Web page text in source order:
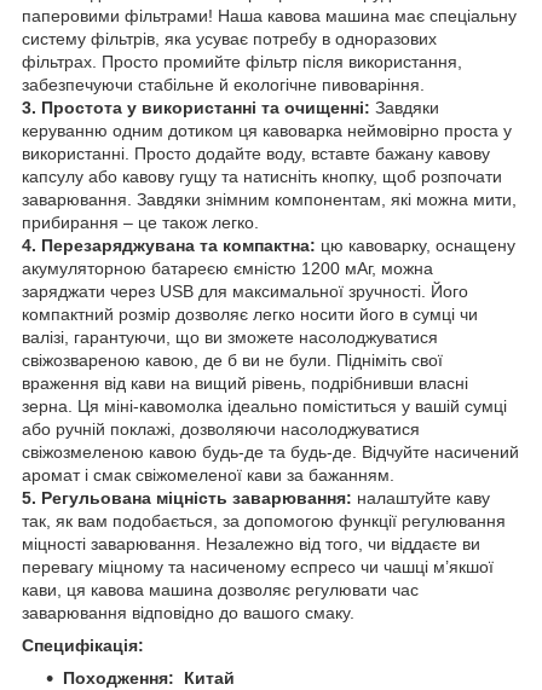
паперовими фільтрами! Наша кавова машина має спеціальну
систему фільтрів, яка усуває потребу в одноразових
фільтрах. Просто промийте фільтр після використання,
забезпечуючи стабільне й екологічне пивоваріння.
3. Простота у використанні та очищенні: Завдяки
керуванню одним дотиком ця кавоварка неймовірно проста у
використанні. Просто додайте воду, вставте бажану кавову
капсулу або кавову гущу та натисніть кнопку, щоб розпочати
заварювання. Завдяки знімним компонентам, які можна мити,
прибирання – це також легко.
4. Перезаряджувана та компактна: цю кавоварку, оснащену
акумуляторною батареєю ємністю 1200 мАг, можна
заряджати через USB для максимальної зручності. Його
компактний розмір дозволяє легко носити його в сумці чи
валізі, гарантуючи, що ви зможете насолоджуватися
свіжозвареною кавою, де б ви не були. Підніміть свої
враження від кави на вищий рівень, подрібнивши власні
зерна. Ця міні-кавомолка ідеально поміститься у вашій сумці
або ручній поклажі, дозволяючи насолоджуватися
свіжозмеленою кавою будь-де та будь-де. Відчуйте насичений
аромат і смак свіжомеленої кави за бажанням.
5. Регульована міцність заварювання: налаштуйте каву
так, як вам подобається, за допомогою функції регулювання
міцності заварювання. Незалежно від того, чи віддаєте ви
перевагу міцному та насиченому еспресо чи чашці м’якшої
кави, ця кавова машина дозволяє регулювати час
заварювання відповідно до вашого смаку.
Специфікація:
Походження: Китай